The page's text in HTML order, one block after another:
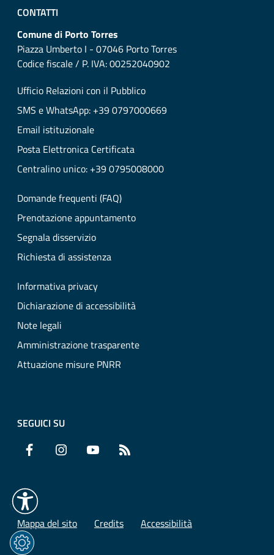
CONTATTI
Comune di Porto Torres
Piazza Umberto I - 07046 Porto Torres
Codice fiscale / P. IVA: 00252040902
Ufficio Relazioni con il Pubblico
SMS e WhatsApp: +39 0797000669
Email istituzionale
Posta Elettronica Certificata
Centralino unico: +39 0795008000
Domande frequenti (FAQ)
Prenotazione appuntamento
Segnala disservizio
Richiesta di assistenza
Informativa privacy
Dichiarazione di accessibilità
Note legali
Amministrazione trasparente
Attuazione misure PNRR
SEGUICI SU
Facebook Instagram YouTube
Mappa del sito Credits Accessibilità